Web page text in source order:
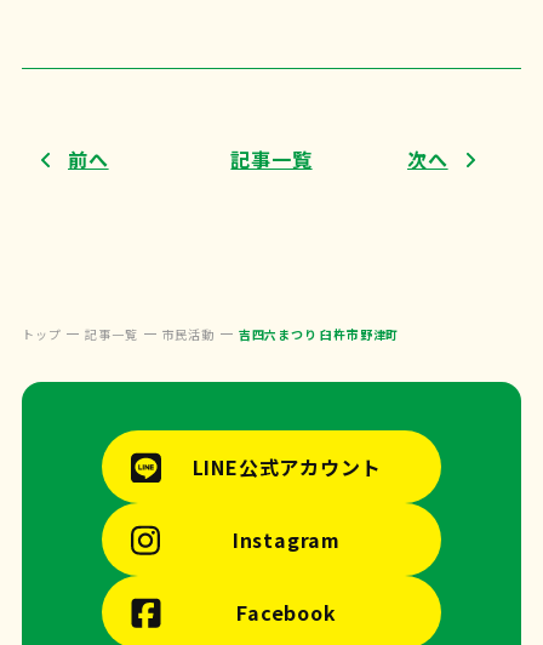
前へ 記事一覧 次へ
トップ 記事一覧 市民活動 吉四六まつり 臼杵市野津町
LINE公式アカウント
Instagram
Facebook